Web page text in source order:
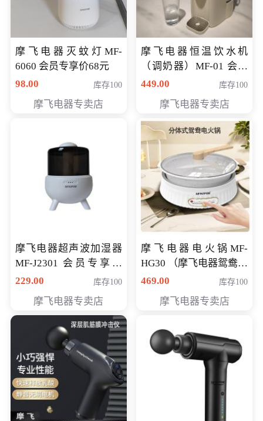
摩飞电器灭蚊灯MF-
6060 会员专享价68元
98.00
库存100
摩飞电器专卖店
摩飞电器恒温饮水机
（调奶器）MF-01 会员
专享价366元
449.00 库存100
摩飞电器专卖店
摩飞电器超声波加湿器
MF-J2301 会员专享价
168元
229.00 库存100
摩飞电器专卖店
摩飞电器电火锅MF-
HG30 （摩飞电器鸳鸯锅
MF-HG30 ） 会员专享价
469.00 库存100
摩飞电器专卖店